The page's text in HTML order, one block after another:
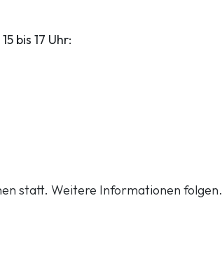
bis 17 Uhr:
statt. Weitere Informationen folgen.